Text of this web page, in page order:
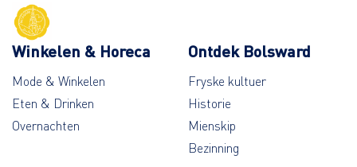
Winkelen & Horeca
Mode & Winkelen
Eten & Drinken
Overnachten
Ontdek Bolsward
Fryske kultuer
Historie
Mienskip
Bezinning